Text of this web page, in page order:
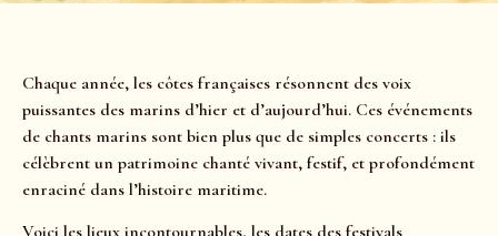
Chaque année, les côtes françaises résonnent des voix
puissantes des marins d’hier et d’aujourd’hui. Ces événements
de chants marins sont bien plus que de simples concerts : ils
célèbrent un patrimoine chanté vivant, festif, et profondément
enraciné dans l’histoire maritime.